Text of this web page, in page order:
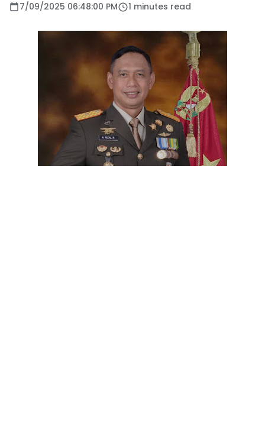
7/09/2025 06:48:00 PM 1 minutes read